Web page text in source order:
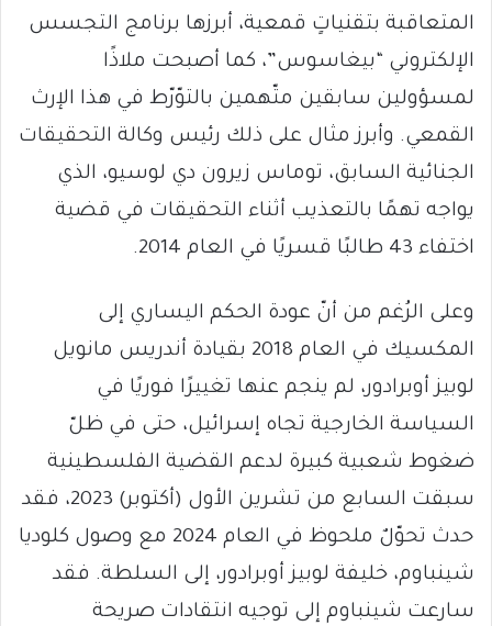
المتعاقبة بتقنياتٍ قمعية، أبرزها برنامج التجسس
الإلكتروني “بيغاسوس”، كما أصبحت ملاذًا
لمسؤولين سابقين متّهمين بالتوّرّط في هذا الإرث
القمعي. وأبرز مثال على ذلك رئيس وكالة التحقيقات
الجنائية السابق، توماس زيرون دي لوسيو، الذي
يواجه تهمًا بالتعذيب أثناء التحقيقات في قضية
اختفاء 43 طالبًا قسريًا في العام 2014.
وعلى الرُغم من أنّ عودة الحكم اليساري إلى
المكسيك في العام 2018 بقيادة أندريس مانويل
لوبيز أوبرادور، لم ينجم عنها تغييرًا فوريًا في
السياسة الخارجية تجاه إسرائيل، حتى في ظلّ
ضغوط شعبية كبيرة لدعم القضية الفلسطينية
سبقت السابع من تشرين الأول (أكتوبر) 2023، فقد
حدث تحوّلٌ ملحوظ في العام 2024 مع وصول كلوديا
شينباوم، خليفة لوبيز أوبرادور، إلى السلطة. فقد
سارعت شينباوم إلى توجيه انتقادات صريحة